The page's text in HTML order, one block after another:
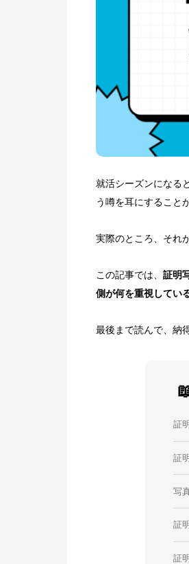
就活シーズンになる
う噂を耳にすること
実際のところ、それ
この記事では、 証明
側が何を重視してい
最後まで読んで、納
証
証
写
証
証